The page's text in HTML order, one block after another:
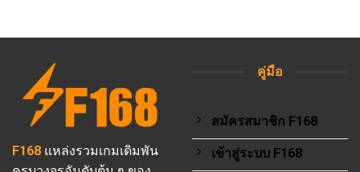
F168 แหล่งรวมเกมเดิมพัน
คู่มือ
สมัครสมาชิก F168
เข้าสู่ระบบ F168